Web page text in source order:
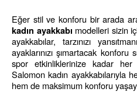
Eğer stil ve konforu bir arada
kadın ayakkabı modelleri sizin
ayakkabılar, tarzınızı
ayaklarınızı şımartacak
spor etkinliklerinize kadar
Salomon kadın ayakkabılarıyla
hem de maksimum konforu